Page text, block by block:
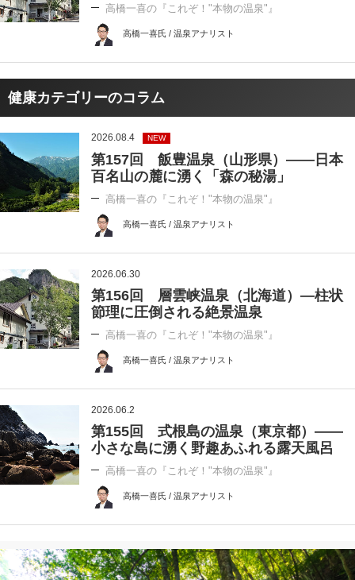
高橋一喜の『これぞ！"本物の温泉"』
高橋一喜氏 / 温泉アナリスト
健康カテゴリーのコラム
2026.08.4 NEW
第157回 飯豊温泉（山形県）――日本
百名山の麓に湧く「森の秘湯」
高橋一喜の『これぞ！"本物の温泉"』
高橋一喜氏 / 温泉アナリスト
2026.06.30
第156回 層雲峡温泉（北海道）―柱状
節理に圧倒される絶景温泉
高橋一喜の『これぞ！"本物の温泉"』
高橋一喜氏 / 温泉アナリスト
2026.06.2
第155回 式根島の温泉（東京都）――
小さな島に湧く野趣あふれる露天風呂
高橋一喜の『これぞ！"本物の温泉"』
高橋一喜氏 / 温泉アナリスト